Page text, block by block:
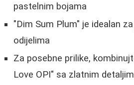
pastelnim bojama
"Dim Sum Plum" je idealan
odijelima
Za posebne prilike,
Love OPI" sa zlatnim